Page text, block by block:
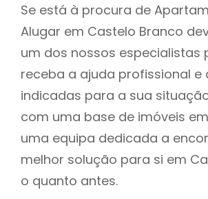
Se está à procura de
Alugar em Castelo Branco
um dos nossos especialistas
receba a ajuda profissional e
indicadas para a sua
com uma base de imóveis
uma equipa dedicada a
melhor solução para si em
o quanto antes.